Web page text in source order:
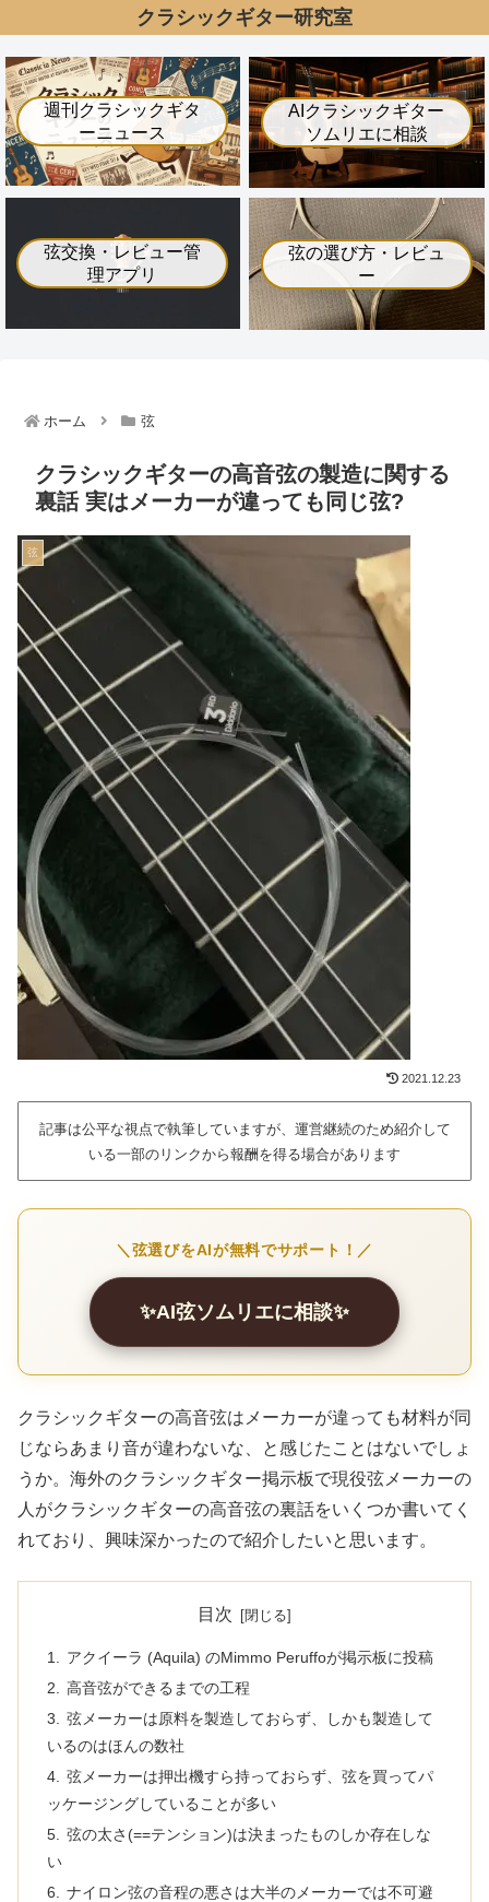
クラシックギター研究室
週刊クラシックギタ
ーニュース
AIクラシックギター
ソムリエに相談
弦交換・レビュー管
理アプリ
弦の選び方・レビュ
ー
ホーム 弦
クラシックギターの高音弦の製造に関する
裏話 実はメーカーが違っても同じ弦?
弦
2021.12.23
記事は公平な視点で執筆していますが、運営継続のため紹介して
いる一部のリンクから報酬を得る場合があります
＼弦選びをAIが無料でサポート！／
✨AI弦ソムリエに相談✨
クラシックギターの高音弦はメーカーが違っても材料が同
じならあまり音が違わないな、と感じたことはないでしょ
うか。海外のクラシックギター掲示板で現役弦メーカーの
人がクラシックギターの高音弦の裏話をいくつか書いてく
れており、興味深かったので紹介したいと思います。
目次
アクイーラ (Aquila) のMimmo Peruffoが掲示板に投稿
高音弦ができるまでの工程
弦メーカーは原料を製造しておらず、しかも製造して
いるのはほんの数社
弦メーカーは押出機すら持っておらず、弦を買ってパ
ッケージングしていることが多い
弦の太さ(==テンション)は決まったものしか存在しな
い
ナイロン弦の音程の悪さは大半のメーカーでは不可避